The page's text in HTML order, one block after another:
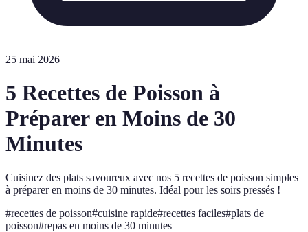
25 mai 2026
5 Recettes de Poisson à
Préparer en Moins de 30
Minutes
Cuisinez des plats savoureux avec nos 5 recettes de poisson simples
à préparer en moins de 30 minutes. Idéal pour les soirs pressés !
#recettes de poisson#cuisine rapide#recettes faciles#plats de
poisson#repas en moins de 30 minutes